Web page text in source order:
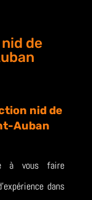
de
nid de
Auban
à vous faire
dans